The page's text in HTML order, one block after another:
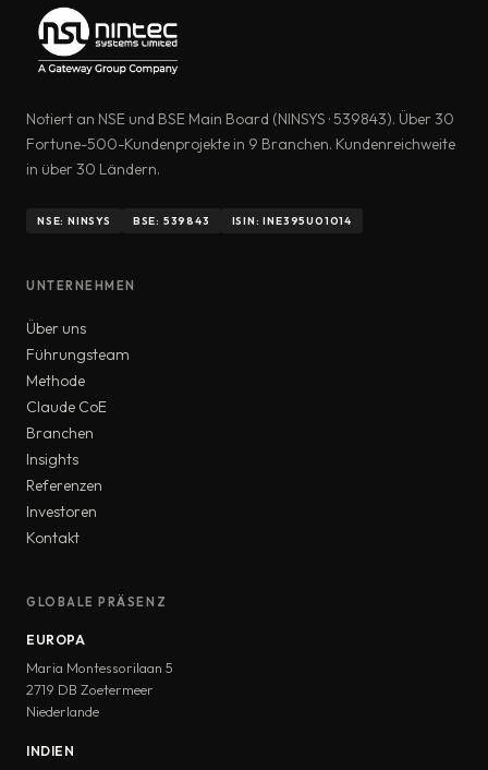
Notiert an NSE und BSE Main Board (NINSYS · 539843). Über 30
Fortune-500-Kundenprojekte in 9 Branchen. Kundenreichweite
in über 30 Ländern.
NSE: NINSYS BSE: 539843 ISIN: INE395U01014
UNTERNEHMEN
Über uns
Führungsteam
Methode
Claude CoE
Branchen
Insights
Referenzen
Investoren
Kontakt
GLOBALE PRÄSENZ
EUROPA
Maria Montessorilaan 5
2719 DB Zoetermeer
Niederlande
INDIEN